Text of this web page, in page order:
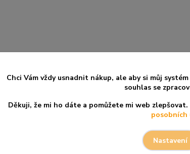
Chci Vám vždy usnadnit nákup, ale aby si můj
souhlas se
Děkuji, že mi ho dáte a pomůžete mi web
posobních
Nastavení